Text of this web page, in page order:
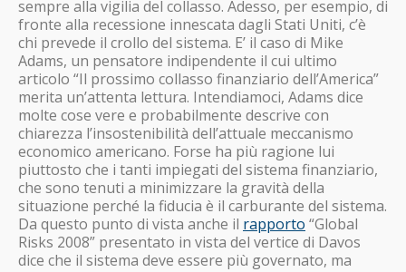
sempre alla vigilia del collasso. Adesso, per esempio, di
fronte alla recessione innescata dagli Stati Uniti, c’è
chi prevede il crollo del sistema. E’ il caso di Mike
Adams, un pensatore indipendente il cui ultimo
articolo “Il prossimo collasso finanziario dell’America”
merita un’attenta lettura. Intendiamoci, Adams dice
molte cose vere e probabilmente descrive con
chiarezza l’insostenibilità dell’attuale meccanismo
economico americano. Forse ha più ragione lui
piuttosto che i tanti impiegati del sistema finanziario,
che sono tenuti a minimizzare la gravità della
situazione perché la fiducia è il carburante del sistema.
Da questo punto di vista anche il rapporto “Global
Risks 2008” presentato in vista del vertice di Davos
dice che il sistema deve essere più governato, ma